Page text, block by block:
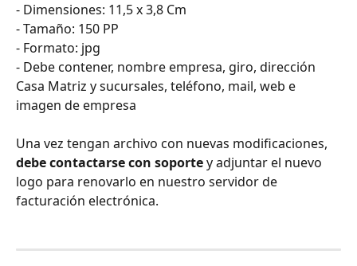
- Dimensiones: 11,5 x 3,8 Cm
- Tamaño: 150 PP
- Formato: jpg
- Debe contener, nombre empresa, giro, dirección
Casa Matriz y sucursales, teléfono, mail, web e
imagen de empresa
Una vez tengan archivo con nuevas modificaciones,
debe contactarse con soporte y adjuntar el nuevo
logo para renovarlo en nuestro servidor de
facturación electrónica.